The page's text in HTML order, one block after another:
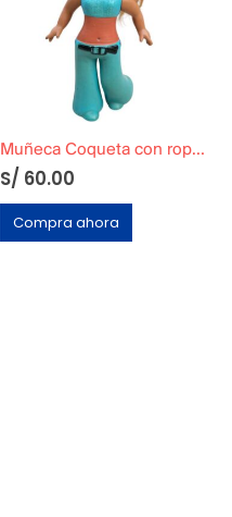
Muñeca Coqueta con ropa celeste
S/ 60.00
Compra ahora